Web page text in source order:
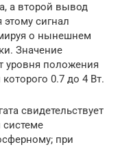
а второй вывод
этому сигнал
о нынешнем
Значение
уровня положения
0.7 до 4 Вт.
свидетельствует
при